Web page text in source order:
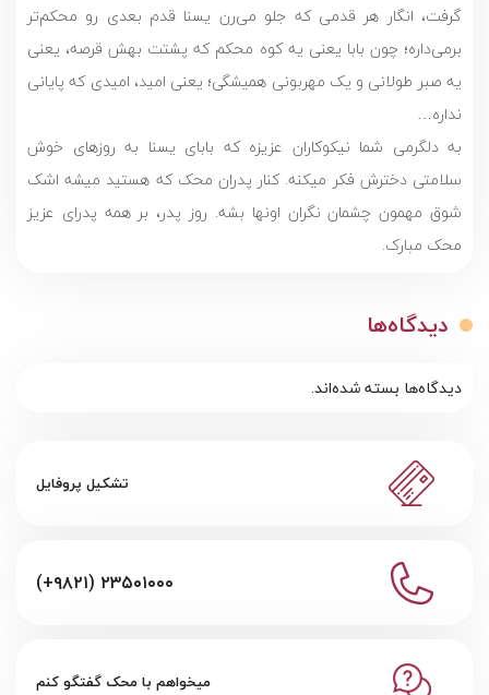
گرفت، انگار هر قدمی که جلو می‌رن یسنا قدم بعدی رو محکم‌تر
برمی‌داره؛ چون بابا یعنی یه کوه محکم که پشتت بهش قرصه، یعنی
یه صبر طولانی و یک مهربونی همیشگی؛ یعنی امید، امیدی که پایانی
نداره…
به دلگرمی شما نیکوکاران عزیزه که بابای یسنا به روزهای خوش
سلامتی دخترش فکر می­کنه. کنار پدران محک که هستید میشه اشک
شوق مهمون چشمان نگران اونها بشه. روز پدر، بر همه پدرای عزیز
محک مبارک.
دیدگاه‌ها
دیدگاه‌ها بسته شده‌اند.
تشکیل پروفایل
(+۹۸۲۱) ۲۳۵۰۱۰۰۰
میخواهم با محک گفتگو کنم